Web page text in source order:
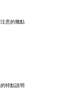
意的幾點
特點說明